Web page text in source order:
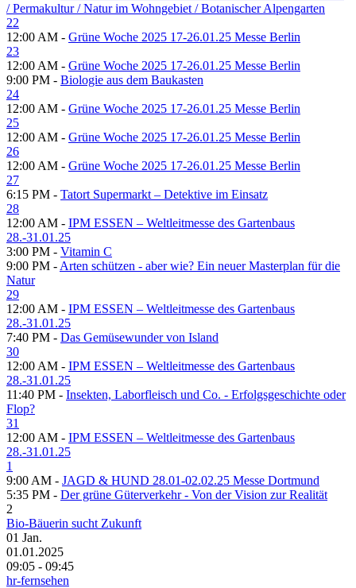
/​ Permakultur /​ Natur im Wohngebiet /​ Botanischer Alpengarten
22
12:00 AM - Grüne Woche 2025 17-26.01.25 Messe Berlin
23
12:00 AM - Grüne Woche 2025 17-26.01.25 Messe Berlin
9:00 PM - Biologie aus dem Baukasten
24
12:00 AM - Grüne Woche 2025 17-26.01.25 Messe Berlin
25
12:00 AM - Grüne Woche 2025 17-26.01.25 Messe Berlin
26
12:00 AM - Grüne Woche 2025 17-26.01.25 Messe Berlin
27
6:15 PM - Tatort Supermarkt – Detektive im Einsatz
28
12:00 AM - IPM ESSEN – Weltleitmesse des Gartenbaus
28.-31.01.25
3:00 PM - Vitamin C
9:00 PM - Arten schützen - aber wie? Ein neuer Masterplan für die
Natur
29
12:00 AM - IPM ESSEN – Weltleitmesse des Gartenbaus
28.-31.01.25
7:40 PM - Das Gemüsewunder von Island
30
12:00 AM - IPM ESSEN – Weltleitmesse des Gartenbaus
28.-31.01.25
11:40 PM - Insekten, Laborfleisch und Co. - Erfolgsgeschichte oder
Flop?
31
12:00 AM - IPM ESSEN – Weltleitmesse des Gartenbaus
28.-31.01.25
1
9:00 AM - JAGD & HUND 28.01-02.02.25 Messe Dortmund
5:35 PM - Der grüne Güterverkehr - Von der Vision zur Realität
2
Bio-Bäuerin sucht Zukunft
01 Jan.
01.01.2025
09:05 - 09:45
hr-fernsehen